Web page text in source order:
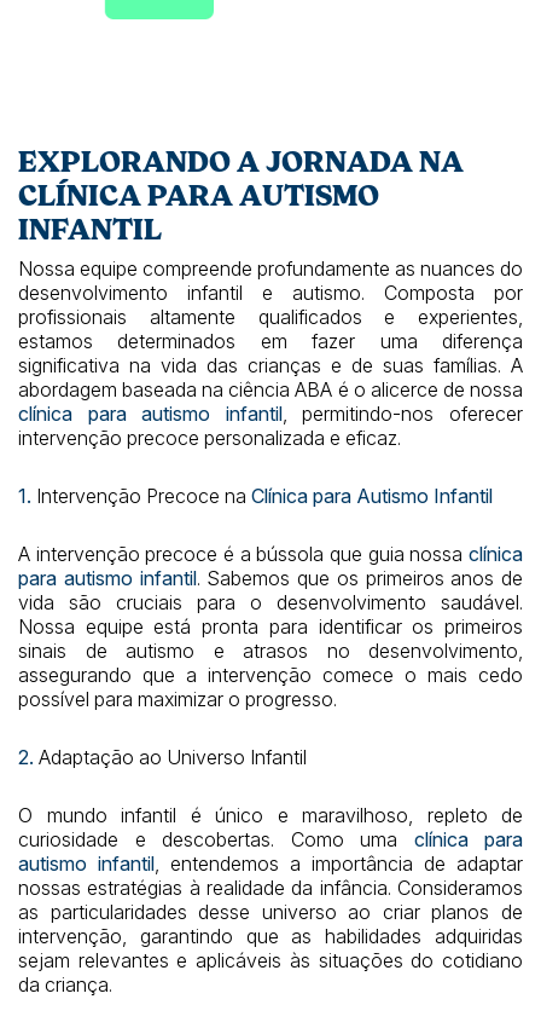
EXPLORANDO A JORNADA NA
CLÍNICA PARA AUTISMO
INFANTIL
Nossa equipe compreende profundamente as nuances do
desenvolvimento infantil e autismo. Composta por
profissionais altamente qualificados e experientes,
estamos determinados em fazer uma diferença
significativa na vida das crianças e de suas famílias. A
abordagem baseada na ciência ABA é o alicerce de nossa
clínica para autismo infantil, permitindo-nos oferecer
intervenção precoce personalizada e eficaz.
1. Intervenção Precoce na Clínica para Autismo Infantil
A intervenção precoce é a bússola que guia nossa clínica
para autismo infantil. Sabemos que os primeiros anos de
vida são cruciais para o desenvolvimento saudável.
Nossa equipe está pronta para identificar os primeiros
sinais de autismo e atrasos no desenvolvimento,
assegurando que a intervenção comece o mais cedo
possível para maximizar o progresso.
2. Adaptação ao Universo Infantil
O mundo infantil é único e maravilhoso, repleto de
curiosidade e descobertas. Como uma clínica para
autismo infantil , entendemos a importância de adaptar
nossas estratégias à realidade da infância. Consideramos
as particularidades desse universo ao criar planos de
intervenção, garantindo que as habilidades adquiridas
sejam relevantes e aplicáveis às situações do cotidiano
da criança.